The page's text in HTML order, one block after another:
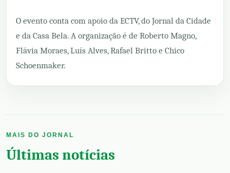
O evento conta com apoio da ECTV, do Jornal da Cidade
e da Casa Bela. A organização é de Roberto Magno,
Flávia Moraes, Luís Alves, Rafael Britto e Chico
Schoenmaker.
MAIS DO JORNAL
Últimas notícias